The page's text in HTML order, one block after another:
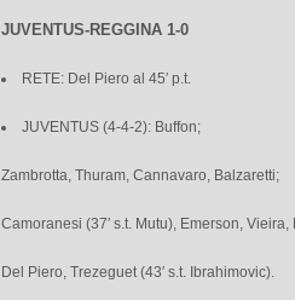
JUVENTUS-REGGINA 1-0
RETE: Del Piero al 45′ p.t.
JUVENTUS (4-4-2): Buffon;
Zambrotta, Thuram, Cannavaro, Balzaretti;
Camoranesi (37′ s.t. Mutu), Emerson, Vieira,
Del Piero, Trezeguet (43′ s.t. Ibrahimovic).